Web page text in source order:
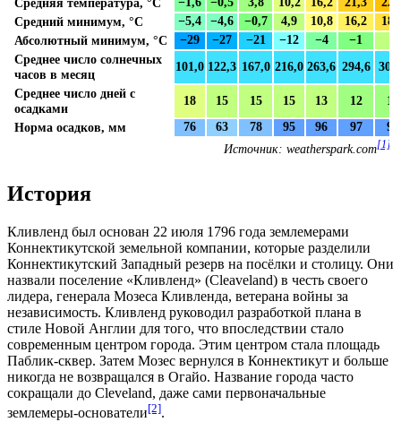
Средний минимум, °C −5,4 −4,6 −0,7 4,9 10,8 16,2
Абсолютный минимум, °C −29 −27 −21 −12 −4 −1
Среднее число солнечных
часов в месяц
101,0 122,3 167,0 216,0 263,6 294,6
Среднее число дней с
осадками
18 15 15 15 13 12 11
Норма осадков, мм 76 63 78 95 96 97 93
Источник: weatherspark.com[1]
История
Кливленд был основан 22 июля 1796 года землемерами
Коннектикутской земельной компании, которые разделили
Коннектикутский Западный резерв на посёлки и столицу. Они
назвали поселение «Кливленд» (Cleaveland) в честь своего
лидера, генерала Мозеса Кливленда, ветерана войны за
независимость. Кливленд руководил разработкой плана в
стиле Новой Англии для того, что впоследствии стало
современным центром города. Этим центром стала площадь
Паблик-сквер. Затем Мозес вернулся в Коннектикут и больше
никогда не возвращался в Огайо. Название города часто
сокращали до Cleveland, даже сами первоначальные
землемеры-основатели[2].